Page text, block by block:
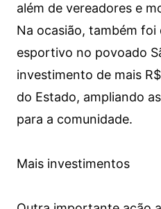
além de vereadores e
Na ocasião, também
esportivo no povoado
investimento de mais
do Estado, ampliando
para a comunidade.
Mais investimentos